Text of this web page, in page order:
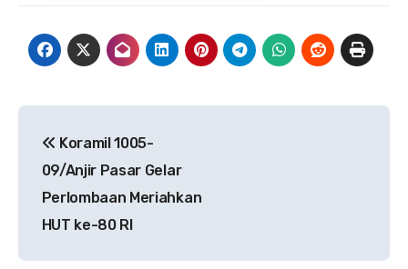
pos
Koramil 1005-
09/Anjir Pasar Gelar
Perlombaan Meriahkan
HUT ke-80 RI